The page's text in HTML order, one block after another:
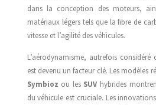
dans la conception des moteurs,
matériaux légers tels que la fibre de
vitesse et l’agilité des véhicules.
L’aérodynamisme, autrefois
est devenu un facteur clé. Les modèles
Symbioz ou les SUV hybrides
du véhicule est cruciale. Les